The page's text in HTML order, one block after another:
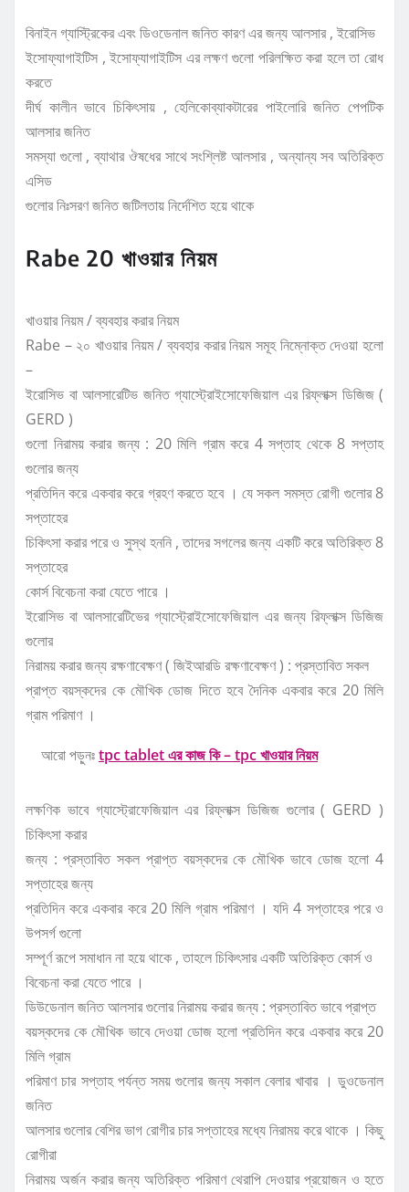
বিনাইন গ্যাস্ট্রিকের এবং ডিওডেনাল জনিত কারণ এর জন্য আলসার , ইরোসিভ
ইসোফ্যাগাইটিস , ইসোফ্যাগাইটিস এর লক্ষণ গুলো পরিলক্ষিত করা হলে তা রোধ
করতে
দীর্ঘ কালীন ভাবে চিকিৎসায় , হেলিকোব্যাকটারের পাইলোরি জনিত পেপটিক
আলসার জনিত
সমস্যা গুলো , ব্যাথার ঔষধের সাথে সংশ্লিষ্ট আলসার , অন্যান্য সব অতিরিক্ত
এসিড
গুলোর নিঃসরণ জনিত জটিলতায় নির্দেশিত হয়ে থাকে
Rabe 20 খাওয়ার নিয়ম
খাওয়ার নিয়ম / ব্যবহার করার নিয়ম
Rabe – ২০ খাওয়ার নিয়ম / ব্যবহার করার নিয়ম সমূহ নিম্নোক্ত দেওয়া হলো
–
ইরোসিভ বা আলসারেটিভ জনিত গ্যাস্ট্রোইসোফেজিয়াল এর রিফ্লাক্স ডিজিজ (
GERD )
গুলো নিরাময় করার জন্য : 20 মিলি গ্রাম করে 4 সপ্তাহ থেকে 8 সপ্তাহ
গুলোর জন্য
প্রতিদিন করে একবার করে গ্রহণ করতে হবে । যে সকল সমস্ত রোগী গুলোর 8
সপ্তাহের
চিকিৎসা করার পরে ও সুস্থ হননি , তাদের সগলের জন্য একটি করে অতিরিক্ত 8
সপ্তাহের
কোর্স বিবেচনা করা যেতে পারে ।
ইরোসিভ বা আলসারেটিভের গ্যাস্ট্রোইসোফেজিয়াল এর জন্য রিফ্লাক্স ডিজিজ
গুলোর
নিরাময় করার জন্য রক্ষণাবেক্ষণ ( জিইআরডি রক্ষণাবেক্ষণ ) : প্রস্তাবিত সকল
প্রাপ্ত বয়স্কদের কে মৌখিক ডোজ দিতে হবে দৈনিক একবার করে 20 মিলি
গ্রাম পরিমাণ ।
আরো পড়ুনঃtpc tablet এর কাজ কি – tpc খাওয়ার নিয়ম
লক্ষণিক ভাবে গ্যাস্ট্রোফেজিয়াল এর রিফ্লাক্স ডিজিজ গুলোর ( GERD )
চিকিৎসা করার
জন্য : প্রস্তাবিত সকল প্রাপ্ত বয়স্কদের কে মৌখিক ভাবে ডোজ হলো 4
সপ্তাহের জন্য
প্রতিদিন করে একবার করে 20 মিলি গ্রাম পরিমাণ । যদি 4 সপ্তাহের পরে ও
উপসর্গ গুলো
সম্পূর্ণ রূপে সমাধান না হয়ে থাকে , তাহলে চিকিৎসার একটি অতিরিক্ত কোর্স ও
বিবেচনা করা যেতে পারে ।
ডিউডেনাল জনিত আলসার গুলোর নিরাময় করার জন্য : প্রস্তাবিত ভাবে প্রাপ্ত
বয়স্কদের কে মৌখিক ভাবে দেওয়া ডোজ হলো প্রতিদিন করে একবার করে 20
মিলি গ্রাম
পরিমাণ চার সপ্তাহ পর্যন্ত সময় গুলোর জন্য সকাল বেলার খাবার । ডুওডেনাল
জনিত
আলসার গুলোর বেশির ভাগ রোগীর চার সপ্তাহের মধ্যে নিরাময় করে থাকে । কিছু
রোগীরা
নিরাময় অর্জন করার জন্য অতিরিক্ত পরিমাণ থেরাপি দেওয়ার প্রয়োজন ও হতে